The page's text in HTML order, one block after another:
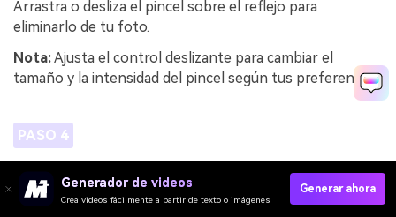
Arrastra o desliza el pincel sobre el reflejo para
eliminarlo de tu foto.
Nota:Ajusta el control deslizante para cambiar el
tamaño y la intensidad del pincel según tus preferencias.
PASO 4
Cuando hayas terminado, haz clic en el botónDescargar
para guardar la imagen final.
Generador de videos
Crea videos fácilmente a partir de texto o imágenes
Generar ahora